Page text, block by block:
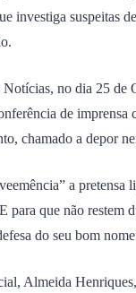
investiga suspeitas
no dia 25 de
de
chamado a depor
a pretensa
para que não restem
do seu bom
Almeida